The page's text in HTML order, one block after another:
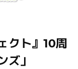
クト』10周
ズ」